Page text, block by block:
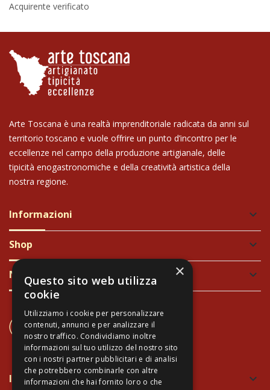
Acquirente verificato
Arte Toscana è una realtà imprenditoriale radicata da anni sul
territorio toscano e vuole offrire un punto d’incontro per le
eccellenze nel campo della produzione artigianale, delle
tipicità enogastronomiche e della creatività artistica della
nostra regione.
Informazioni keyboard_arrow_down
Shop keyboard_arrow_down
Newsletter keyboard_arrow_down
CONTATTACI
+39 337 689965
Imballaggio verde e sicuro keyboard_arrow_down
×
Questo sito web utilizza
cookie
Utilizziamo i cookie per personalizzare
contenuti, annunci e per analizzare il
nostro traffico. Condividiamo inoltre
informazioni sul tuo utilizzo del nostro sito
con i nostri partner pubblicitari e di analisi
che potrebbero combinarle con altre
informazioni che hai fornito loro o che